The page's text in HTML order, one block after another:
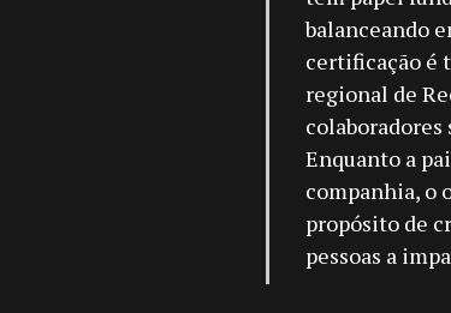
balanceando
certificação é
regional de
colaboradores
Enquanto a
companhia, o
propósito de
pessoas a